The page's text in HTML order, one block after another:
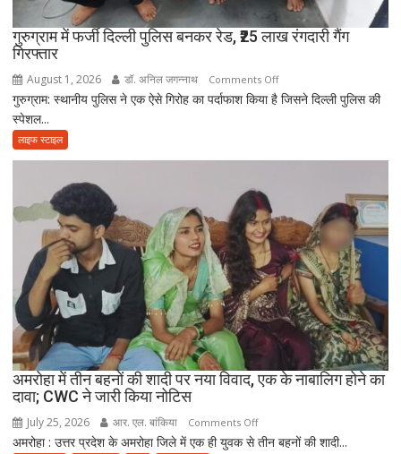
विदा
हो
वृद्धाश्रम
गुरुग्राम में फर्जी दिल्ली पुलिस बनकर रेड, ₹25 लाख रंगदारी गैंग
गिरफ्तार
August 1, 2026 डॉ. अनिल जगन्नाथ Comments Offon
गुरुग्राम
दिल्ली
रेड,
₹25
लाख
रंगदारी
गैंग
गिरफ्तार
गुरुग्राम: स्थानीय पुलिस ने एक ऐसे गिरोह का पर्दाफाश किया है जिसने दिल्ली पुलिस की
स्पेशल...
लाइफ स्टाइल
अमरोहा में तीन बहनों की शादी पर नया विवाद, एक के नाबालिग होने का
दावा; CWC ने जारी किया नोटिस
July 25, 2026 आर. एल. बांकिया Comments Offon
अमरोहा
अमरोहा : उत्तर प्रदेश के अमरोहा जिले में एक ही युवक से तीन बहनों की शादी...